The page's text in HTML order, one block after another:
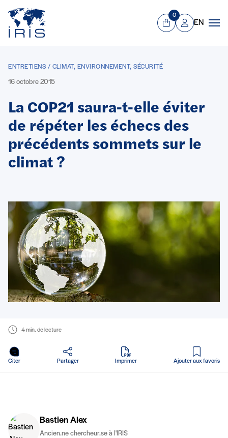
Aller au contenu principal
Panier
0
Mon compte
EN
ENTRETIENS / CLIMAT, ENVIRONNEMENT, SÉCURITÉ
16 octobre 2015
La COP21 saura-t-elle éviter
de répéter les échecs des
précédents sommets sur le
climat ?
4 min. de lecture
Citer Partager Imprimer
en PDF
Ajouter aux favoris
Bastien Alex
Ancien.ne chercheur.se à l'IRIS